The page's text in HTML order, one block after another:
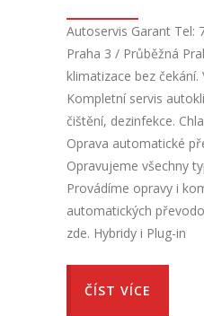
Autoservis Garant Tel:
Praha 3 / Průběžná
klimatizace bez
Kompletní servis
čištění, dezinfekce.
Oprava automatické
Opravujeme všechny
Provádíme opravy i
automatických
zde. Hybridy i Plug-in
ČÍST VÍCE